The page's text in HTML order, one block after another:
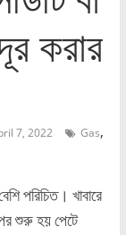
করার
7, 2022 Gas,
পরিচিত। খাবারে
শুরু হয় পেটে